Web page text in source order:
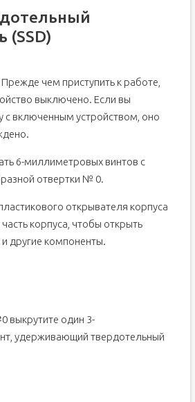
(SSD)
чем приступить к работе,
выключено. Если вы
с включенным устройством, оно
6-миллиметровых винтов с
отвертки № 0.
открывателя корпуса
корпуса, чтобы открыть
другие компоненты.
выкрутите один 3-
удерживающий твердотельный